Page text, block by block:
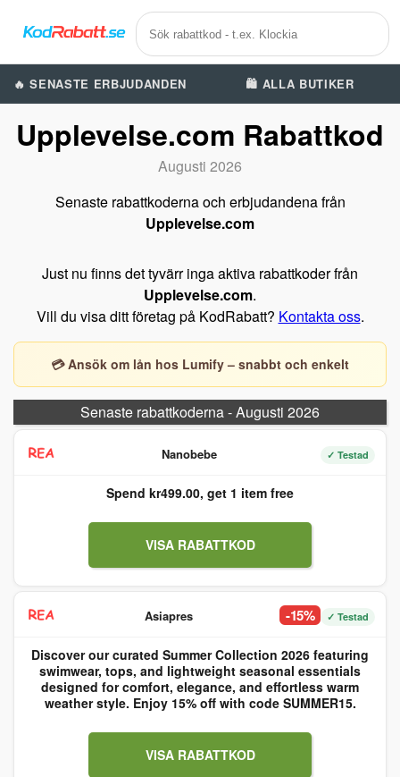
🔥 SENASTE ERBJUDANDEN 🛍️ ALLA BUTIKER
Upplevelse.com Rabattkod
Augusti 2026
Senaste rabattkoderna och erbjudandena från
Upplevelse.com
Just nu finns det tyvärr inga aktiva rabattkoder från
Upplevelse.com.
Vill du visa ditt företag på KodRabatt? Kontakta oss.
💳 Ansök om lån hos Lumify – snabbt och enkelt
Senaste rabattkoderna - Augusti 2026
Nanobebe ✓ Testad
Spend kr499.00, get 1 item free
VISA RABATTKOD
Asiapres -15% ✓ Testad
Discover our curated Summer Collection 2026 featuring
swimwear, tops, and lightweight seasonal essentials
designed for comfort, elegance, and effortless warm
weather style. Enjoy 15% off with code SUMMER15.
VISA RABATTKOD